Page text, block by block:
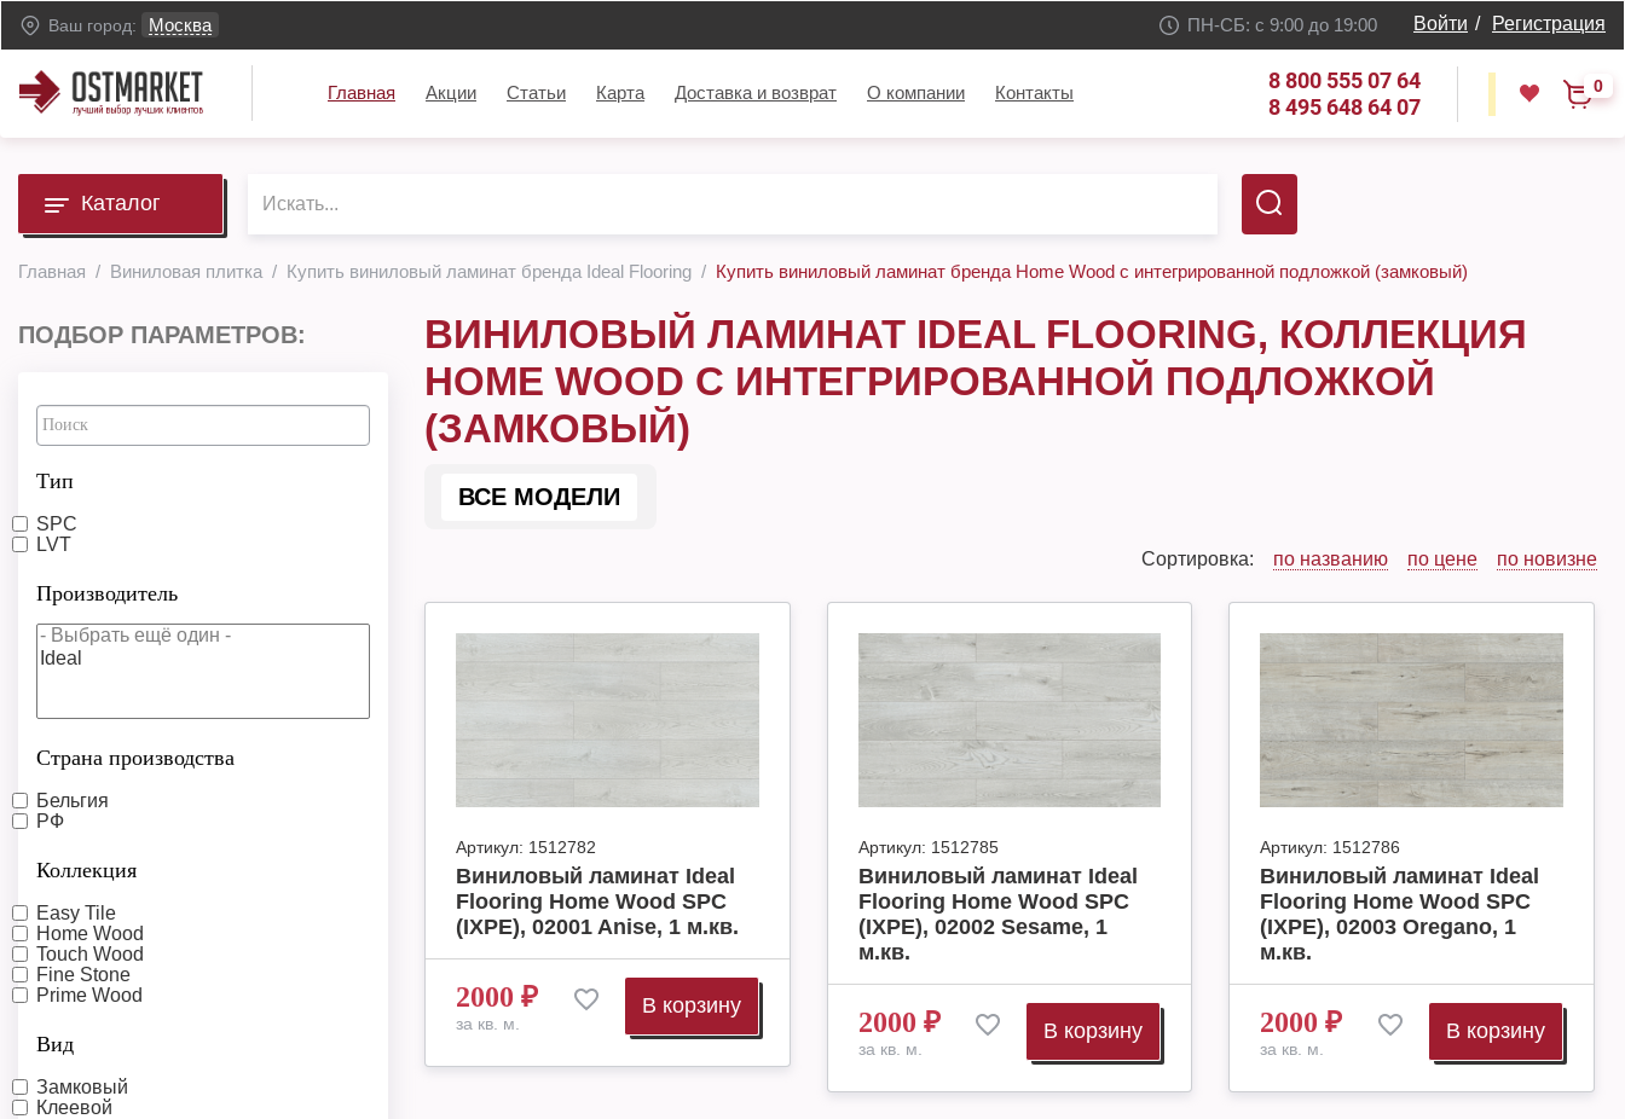
Ваш город: Москва ПН-СБ: с 9:00 до 19:00 Войти / Регистрация
Главная Акции Статьи Карта Доставка и возврат О компании Контакты
8 800 555 07 64
8 495 648 64 07
0
Каталог
Главная Виниловая плитка Купить виниловый ламинат бренда Ideal Flooring Купить виниловый ламинат бренда Home Wood с интегрированной подложкой (замковый)
ПОДБОР ПАРАМЕТРОВ:
Тип
SPC
LVT
Производитель
Страна производства
Бельгия
РФ
Коллекция
Easy Tile
Home Wood
Touch Wood
Fine Stone
Prime Wood
Вид
Замковый
Клеевой
ВИНИЛОВЫЙ ЛАМИНАТ IDEAL FLOORING, КОЛЛЕКЦИЯ
HOME WOOD С ИНТЕГРИРОВАННОЙ ПОДЛОЖКОЙ
(ЗАМКОВЫЙ)
ВСЕ МОДЕЛИ
Сортировка: по названию по цене по новизне
Артикул: 1512782
Виниловый ламинат Ideal
Flooring Home Wood SPC
(IXPE), 02001 Anise, 1 м.кв.
2000 ₽
за кв. м.
В корзину
Артикул: 1512785
Виниловый ламинат Ideal
Flooring Home Wood SPC
(IXPE), 02002 Sesame, 1
м.кв.
2000 ₽
за кв. м.
В корзину
Артикул: 1512786
Виниловый ламинат Ideal
Flooring Home Wood SPC
(IXPE), 02003 Oregano, 1
м.кв.
2000 ₽
за кв. м.
В корзину